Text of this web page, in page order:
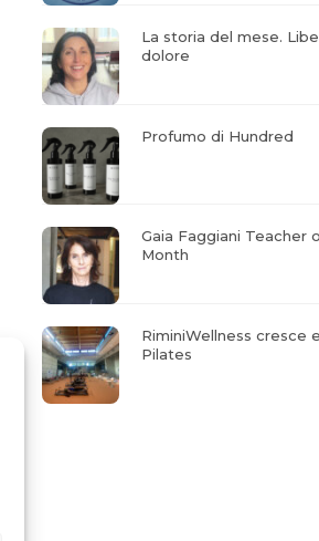
La storia del mese.
dolore
Profumo di Hundred
Gaia Faggiani Teacher
Month
RiminiWellness cresce
Pilates